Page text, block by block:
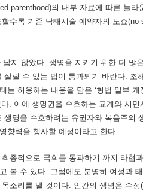
parenthood)의 내부 자료에 따른 놀
수록 기존 낙태시술 예약자의 노쇼
남지 않았다. 생명을 지키기 위한 더 많
살릴 수 있는 법이 통과되기 바란다.
는 허용하는 내용을 담은 ‘형법 일부
다. 이에 생명권을 수호하는 교계와 시
생명을 수호하려는 유권자와 복음주의
향력을 행사할 예정이라고 한다.
종적으로 국회를 통과하기 까지 타협
볼 수 있다. 그럼에도 분명히 여성과
소리를 낼 것이다. 인간의 생명은 수